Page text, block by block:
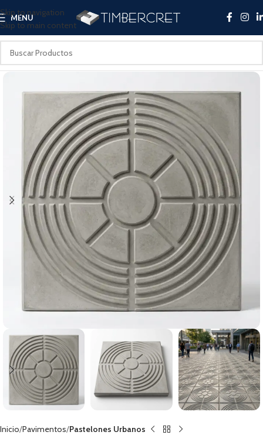
Skip to navigation
Skip to main content
MENU
Inicio Pavimentos Pastelones Urbanos